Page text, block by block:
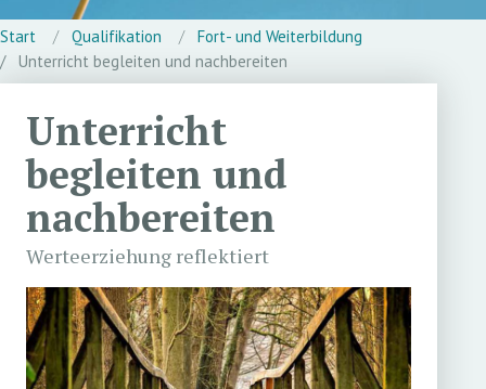
Start Qualifikation
Fort- und Weiterbildung
Unterricht begleiten und nachbereiten
Unterricht
begleiten und
nachbereiten
Werteerziehung reflektiert